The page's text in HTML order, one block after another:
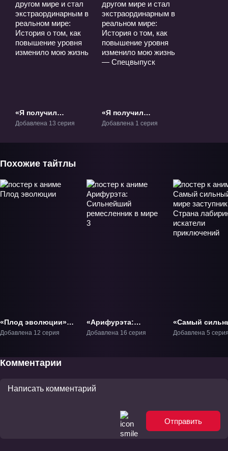
«Я получил
читерские
в реальном мире:
История о том, как
изменило мою
жизнь» ТВ-1
Добавлена 13 серия
«Я получил
читерские
изменило мою
жизнь —
Спецвыпуск» ОВА-1
Добавлена 1 серия
Похожие тайтлы
«Плод эволюции»
ТВ-1
Добавлена 12 серия
«Арифурэта:
Сильнейший
Добавлена 16 серия
«Самый
мире
Добавлена 5
Комментарии
Отправить